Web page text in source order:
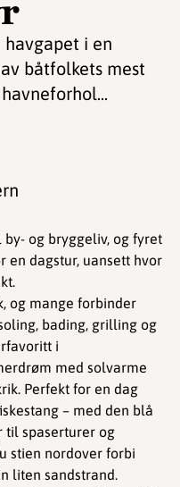
i en
båtfolkets mest
by- og bryggeliv, og fyret
en dagstur, uansett hvor
og mange forbinder
bading, grilling og
i
med solvarme
Perfekt for en dag
– med den blå
til spaserturer og
stien nordover forbi
liten sandstrand.